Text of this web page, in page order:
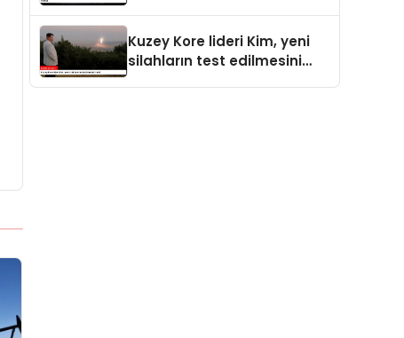
Kuzey Kore lideri Kim, yeni
silahların test edilmesini